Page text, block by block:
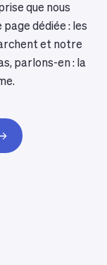
que nous
dédiée : les
et notre
parlons-en : la